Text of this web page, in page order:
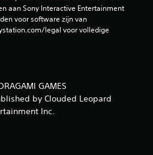
aan Sony Interactive Entertainment
voor software zijn van
legal voor volledige
GAMES
by Clouded Leopard
Inc.